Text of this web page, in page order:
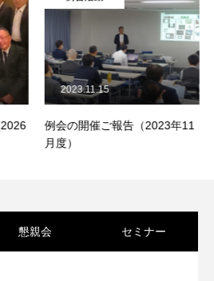
例会の開催ご報告（2023年11
月度）
2023.11.15
懇親会 セミナー